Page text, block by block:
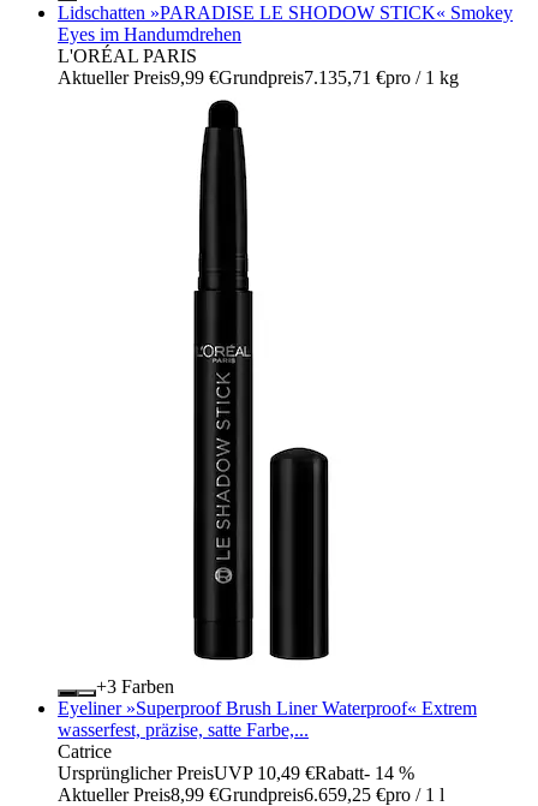
Lidschatten »PARADISE LE SHODOW STICK« Smokey
Eyes im Handumdrehen
L'ORÉAL PARIS
Aktueller Preis9,99 €Grundpreis7.135,71 €pro / 1 kg
+
Farben
Eyeliner »Superproof Brush Liner Waterproof« Extrem
wasserfest, präzise, satte Farbe,...
Catrice
Ursprünglicher PreisUVP 10,49 €Rabatt- 14 %
Aktueller Preis8,99 €Grundpreis6.659,25 €pro / 1 l